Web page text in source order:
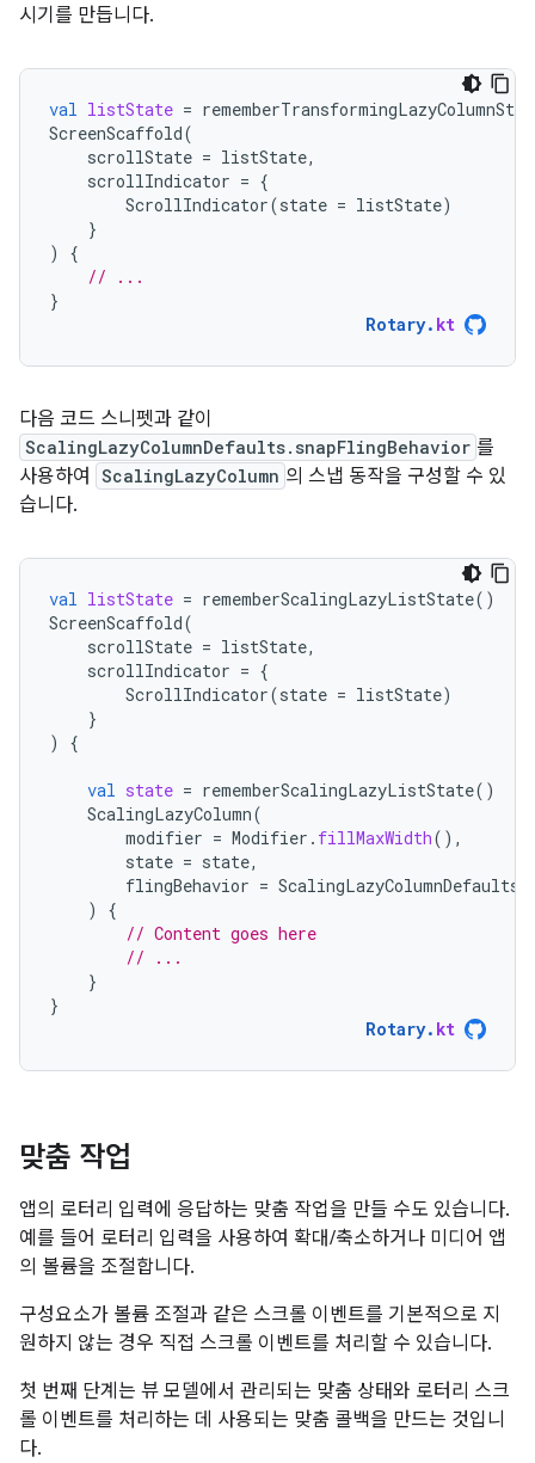
시기를 만듭니다.
val listState =
ScreenScaffold(
scrollState = listState,
scrollIndicator = {
ScrollIndicator(state = listState)
}
)
{
// ...
}
Rotary. kt
다음 코드 스니펫과 같이
ScalingLazyColumnDefaults.snapFlingBehavior 를
사용하여
ScalingLazyColumn 의 스냅 동작을 구성할 수 있
습니다.
val listState = rememberScalingLazyListState()
ScreenScaffold(
scrollState = listState,
scrollIndicator = {
ScrollIndicator(state = listState)
}
)
{
val state = rememberScalingLazyListState()
ScalingLazyColumn(
modifier = Modifier . fillMaxWidth(),
state = state,
flingBehavior = ScalingLazyColumnDefaults
)
{
// Content goes here
// ...
}
}
Rotary. kt
맞춤 작업
앱의 로터리 입력에 응답하는 맞춤 작업을 만들 수도 있습니다.
예를 들어 로터리 입력을 사용하여 확대/축소하거나 미디어 앱
의 볼륨을 조절합니다.
구성요소가 볼륨 조절과 같은 스크롤 이벤트를 기본적으로 지
원하지 않는 경우 직접 스크롤 이벤트를 처리할 수 있습니다.
첫 번째 단계는 뷰 모델에서 관리되는 맞춤 상태와 로터리 스크
롤 이벤트를 처리하는 데 사용되는 맞춤 콜백을 만드는 것입니
다.